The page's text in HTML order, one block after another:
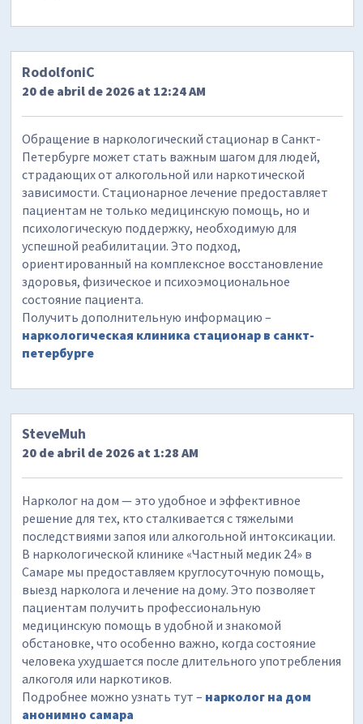
RodolfoniC
20 de abril de 2026 at 12:24 AM
Обращение в наркологический стационар в Санкт-
Петербурге может стать важным шагом для людей,
страдающих от алкогольной или наркотической
зависимости. Стационарное лечение предоставляет
пациентам не только медицинскую помощь, но и
психологическую поддержку, необходимую для
успешной реабилитации. Это подход,
ориентированный на комплексное восстановление
здоровья, физическое и психоэмоциональное
состояние пациента.
Получить дополнительную информацию –
наркологическая клиника стационар в санкт-
петербурге
SteveMuh
20 de abril de 2026 at 1:28 AM
Нарколог на дом — это удобное и эффективное
решение для тех, кто сталкивается с тяжелыми
последствиями запоя или алкогольной интоксикации.
В наркологической клинике «Частный медик 24» в
Самаре мы предоставляем круглосуточную помощь,
выезд нарколога и лечение на дому. Это позволяет
пациентам получить профессиональную
медицинскую помощь в удобной и знакомой
обстановке, что особенно важно, когда состояние
человека ухудшается после длительного употребления
алкоголя или наркотиков.
Подробнее можно узнать тут – нарколог на дом
анонимно самара